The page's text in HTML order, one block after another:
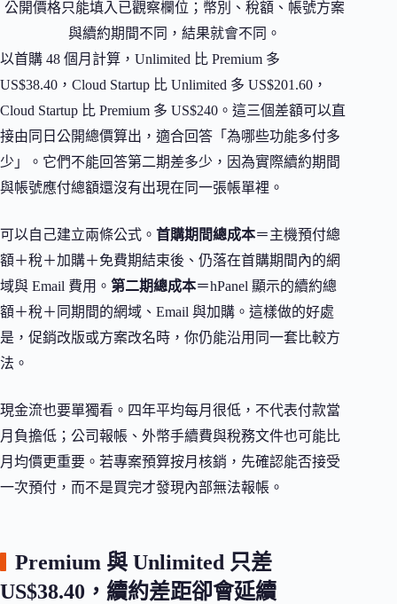
公開價格只能填入已觀察欄位；幣別、稅額、帳號方案
與續約期間不同，結果就會不同。
以首購 48 個月計算，Unlimited 比 Premium 多
US$38.40，Cloud Startup 比 Unlimited 多 US$201.60，
Cloud Startup 比 Premium 多 US$240。這三個差額可以直
接由同日公開總價算出，適合回答「為哪些功能多付多
少」。它們不能回答第二期差多少，因為實際續約期間
與帳號應付總額還沒有出現在同一張帳單裡。
可以自己建立兩條公式。 首購期間總成本＝主機預付總
額＋稅＋加購＋免費期結束後、仍落在首購期間內的網
域與 Email 費用。 第二期總成本＝hPanel 顯示的續約總
額＋稅＋同期間的網域、Email 與加購。這樣做的好處
是，促銷改版或方案改名時，你仍能沿用同一套比較方
法。
現金流也要單獨看。四年平均每月很低，不代表付款當
月負擔低；公司報帳、外幣手續費與稅務文件也可能比
月均價更重要。若專案預算按月核銷，先確認能否接受
一次預付，而不是買完才發現內部無法報帳。
Premium 與 Unlimited 只差
US$38.40，續約差距卻會延續